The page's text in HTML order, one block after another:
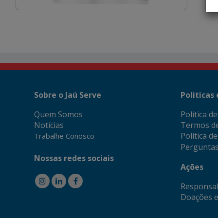
Sobre o Jaú Serve
Quem Somos
Notícias
Trabalhe Conosco
Nossas redes sociais
Politicas
Política
Termos
Política
Ações
Doações